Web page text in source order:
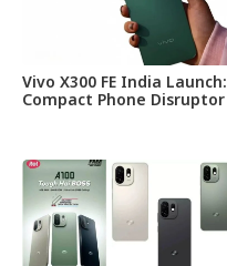
Vivo X300 FE India Launch:
Compact Phone Disruptor